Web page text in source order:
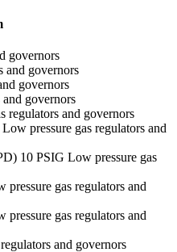
governors
and governors
governors
governors
regulators and governors
pressure gas regulators and
10 PSIG Low pressure gas
gas regulators and
gas regulators and
and governors